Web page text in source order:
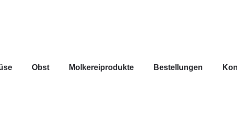
Obst Molkereiprodukte Bestellungen